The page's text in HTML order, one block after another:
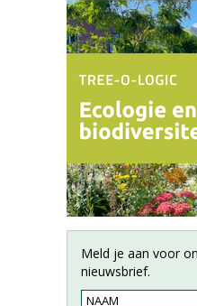
Meld je aan voor
nieuwsbrief.